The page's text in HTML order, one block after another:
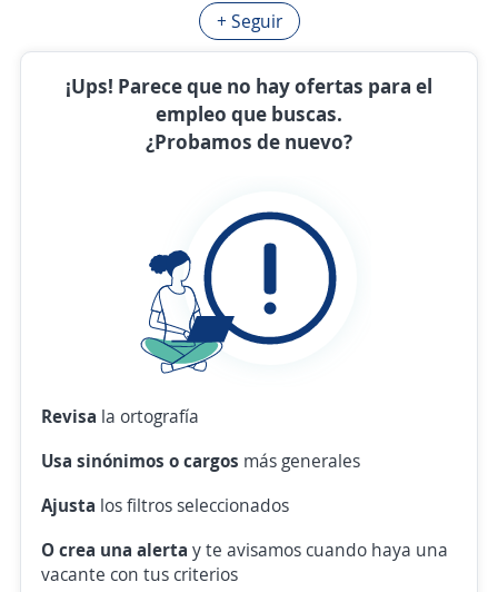
+ Seguir
¡Ups! Parece que no hay ofertas para el
empleo que buscas.
¿Probamos de nuevo?
Revisa la ortografía
Usa sinónimos o cargos más generales
Ajusta los filtros seleccionados
O crea una alerta y te avisamos cuando haya una
vacante con tus criterios